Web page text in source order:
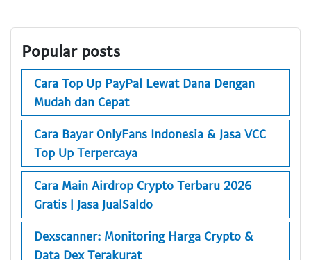
Popular posts
Cara Top Up PayPal Lewat Dana Dengan
Mudah dan Cepat
Cara Bayar OnlyFans Indonesia & Jasa VCC
Top Up Terpercaya
Cara Main Airdrop Crypto Terbaru 2026
Gratis | Jasa JualSaldo
Dexscanner: Monitoring Harga Crypto &
Data Dex Terakurat